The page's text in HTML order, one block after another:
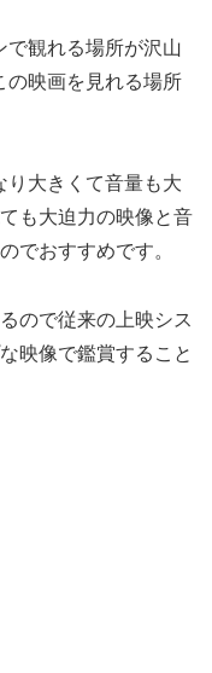
で観れる場所が沢山
の映画を見れる場所
り大きくて音量も大
も大迫力の映像と音
でおすすめです。
ので従来の上映シス
映像で鑑賞すること